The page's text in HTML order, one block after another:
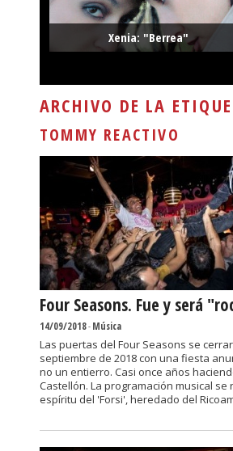
Xenia: "Berrea"
ARCHIVO DE LA
TOMMY REACTIVO
Four Seasons. Fue y será
14/09/2018-Música
Las puertas del Four Seasons se
septiembre de 2018 con una fiesta
no un entierro. Casi once años
Castellón. La programación musical se
espíritu del 'Forsi', heredado del